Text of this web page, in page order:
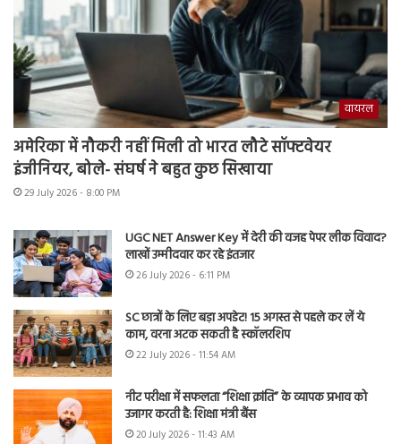
वायरल
अमेरिका में नौकरी नहीं मिली तो भारत लौटे सॉफ्टवेयर
इंजीनियर, बोले- संघर्ष ने बहुत कुछ सिखाया
29 July 2026 - 8:00 PM
UGC NET Answer Key में देरी की वजह पेपर लीक विवाद?
लाखों उम्मीदवार कर रहे इंतजार
26 July 2026 - 6:11 PM
SC छात्रों के लिए बड़ा अपडेट! 15 अगस्त से पहले कर लें ये
काम, वरना अटक सकती है स्कॉलरशिप
22 July 2026 - 11:54 AM
नीट परीक्षा में सफलता “शिक्षा क्रांति” के व्यापक प्रभाव को
उजागर करती है: शिक्षा मंत्री बैंस
20 July 2026 - 11:43 AM